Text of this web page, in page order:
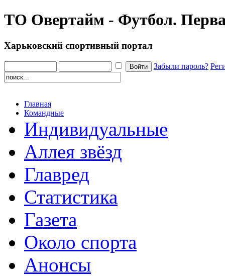
ТО Овертайм - Футбол.
Харьковский спортивный портал
Забыли пароль?
Главная
Командные
Индивидуальные
Аллея звёзд
Главред
Статистика
Газета
Около спорта
Анонсы